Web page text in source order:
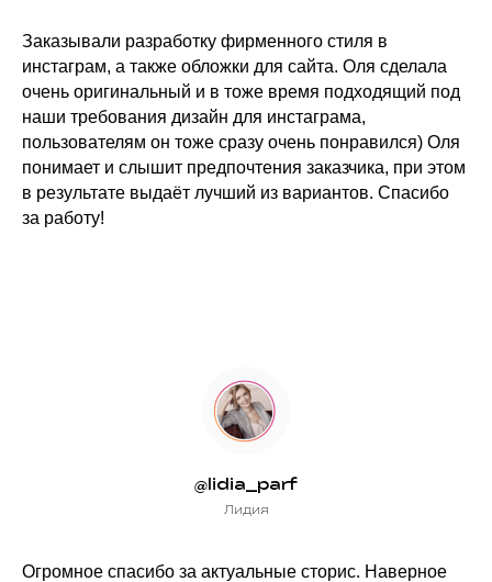
Заказывали разработку фирменного стиля в
инстаграм, а также обложки для сайта. Оля сделала
очень оригинальный и в тоже время подходящий под
наши требования дизайн для инстаграма,
пользователям он тоже сразу очень понравился) Оля
понимает и слышит предпочтения заказчика, при этом
в результате выдаёт лучший из вариантов. Спасибо
за работу!
@lidia_parf
Лидия
Огромное спасибо за актуальные сторис. Наверное